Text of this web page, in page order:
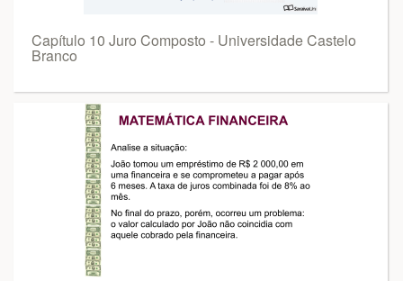
Capítulo 10 Juro Composto - Universidade Castelo
Branco